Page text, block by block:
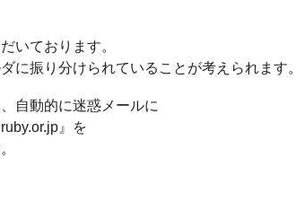
いております。
に振り分けられていることが考えられます。
自動的に迷惑メールに
』を